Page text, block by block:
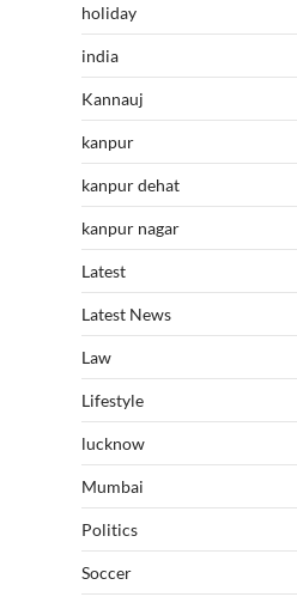
holiday
india
Kannauj
kanpur
kanpur dehat
kanpur nagar
Latest
Latest News
Law
Lifestyle
lucknow
Mumbai
Politics
Soccer